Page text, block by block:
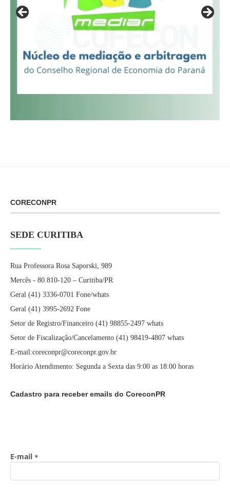
CORECONPR
SEDE CURITIBA
Rua Professora Rosa Saporski, 989
Mercês - 80.810-120 – Curitiba/PR
Geral (41) 3336-0701 Fone/whats
Geral (41) 3995-2692 Fone
Setor de Registro/Financeiro (41) 98855-2497 whats
Setor de Fiscalização/Cancelamento (41) 98419-4807 whats
E-mail:coreconpr@coreconpr.gov.br
Horário Atendimento: Segunda a Sexta das 9:00 as 18:00 horas
Cadastro para receber emails do CoreconPR